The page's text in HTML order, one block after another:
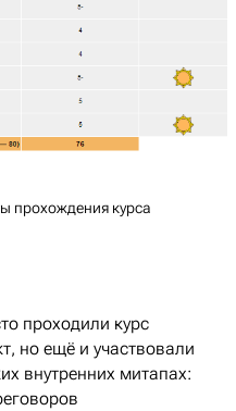
прохождения курса
проходили курс
но ещё и участвовали
внутренних митапах: